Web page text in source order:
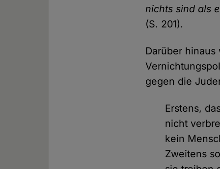
nichts sind als
(S. 201).
Darüber
gegen die
Erstens,
nicht
kein
Zweitens